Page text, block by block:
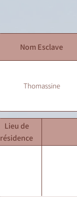
Nom Esclave
Thomassine
Lieu de
résidence